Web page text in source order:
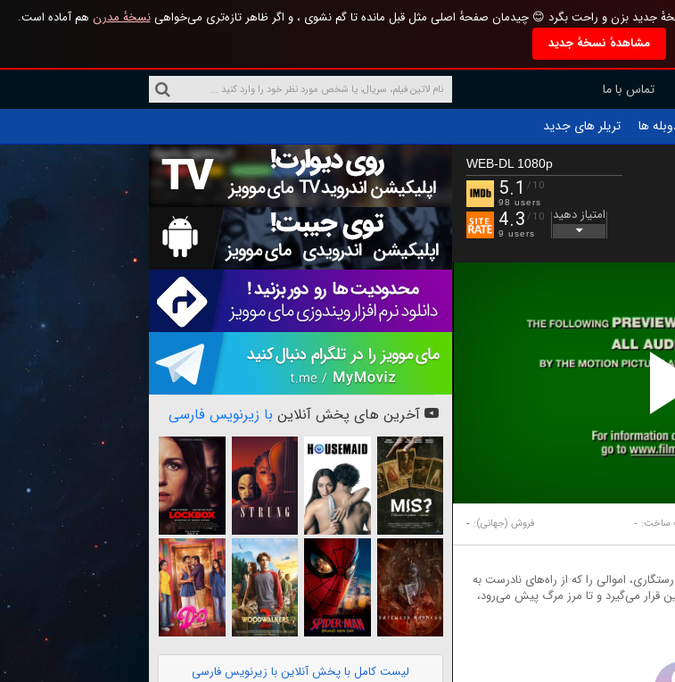
جدید بزن و راحت بگرد 😊 چیدمان صفحهٔ اصلی مثل قبل مانده تا گم نشوی ، و اگر ظاهر تازه‌تری می‌خواهینسخهٔ مدرن هم آماده است.
مشاهدهٔ نسخهٔ جدید
تماس با ما
ها تریلر های جدید
WEB-DL 1080p
5.1 /10
98 users
4.3 /10
9 users
امتیاز دهید
ساخت: - فروش (جهانی): -
اموالی را که از راه‌های نادرست به
قرار می‌گیرد و تا مرز مرگ پیش می‌رود،
آخرین های پخش آنلاین با زیرنویس فارسی
لیست کامل با پخش آنلاین با زیرنویس فارسی